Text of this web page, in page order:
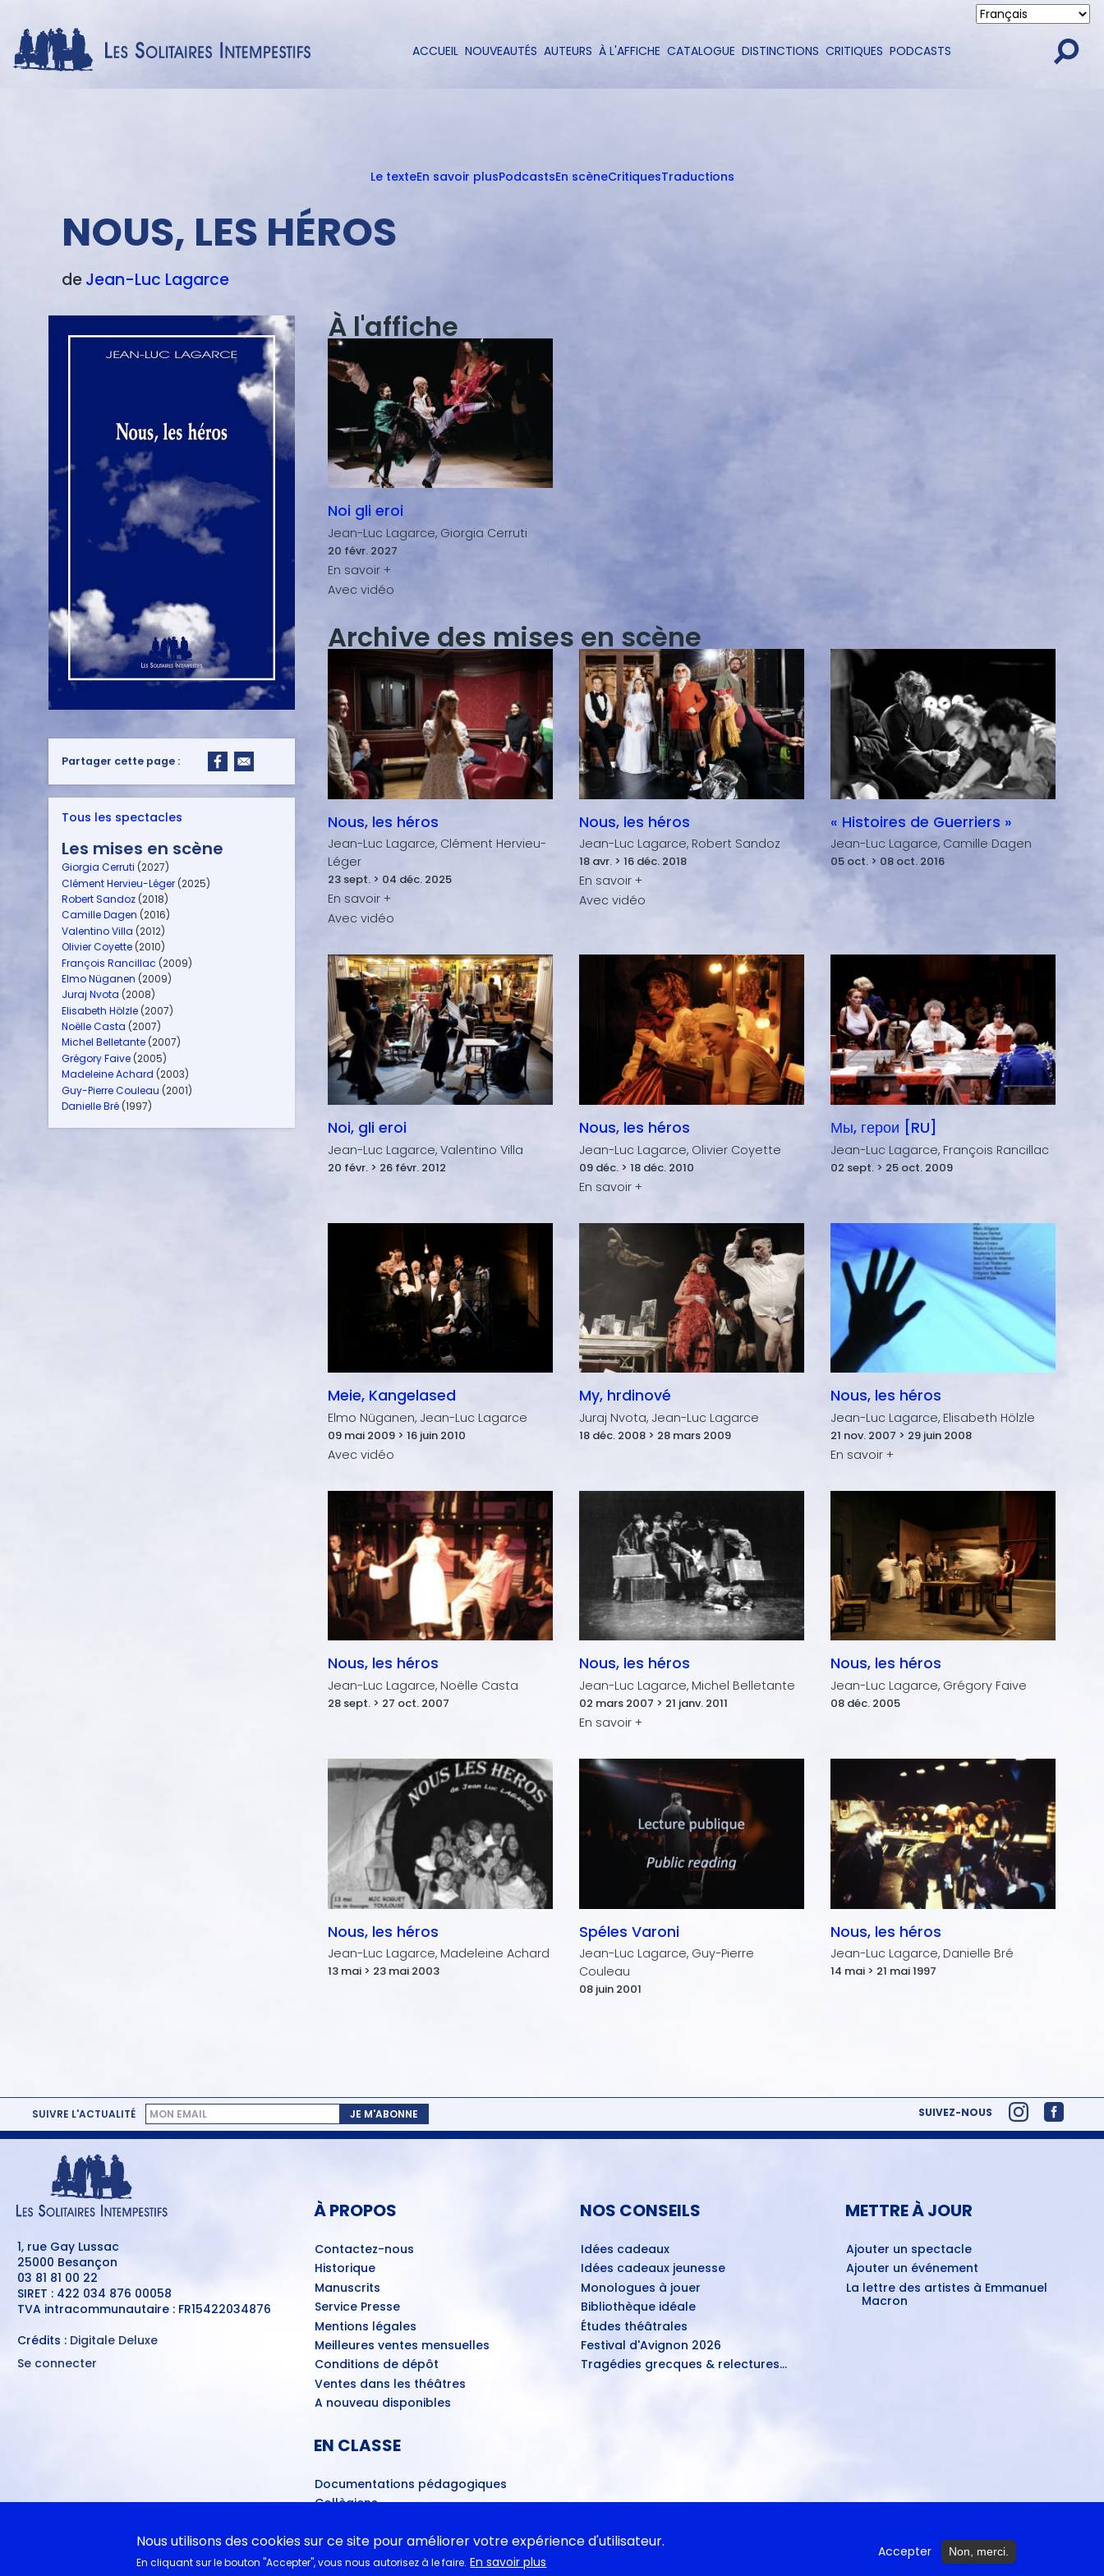
contenu
Navigation
ACCUEIL NOUVEAUTÉS AUTEURS À L'AFFICHE CATALOGUE DISTINCTIONS CRITIQUES PODCASTS
Le texteEn savoir plusPodcastsEn scèneCritiquesTraductions
NOUS, LES HÉROS
deJean-Luc Lagarce
À l'affiche
Noi gli eroi
Jean-Luc Lagarce, Giorgia Cerruti
20 févr. 2027
Archive des mises en scène
Nous, les héros
Jean-Luc Lagarce, Clément Hervieu-
Léger
23 sept. > 04 déc. 2025
Nous, les héros
Jean-Luc Lagarce, Robert Sandoz
18 avr. > 16 déc. 2018
« Histoires de Guerriers »
Jean-Luc Lagarce, Camille Dagen
05 oct. > 08 oct. 2016
Noi, gli eroi
Jean-Luc Lagarce, Valentino Villa
20 févr. > 26 févr. 2012
Nous, les héros
Jean-Luc Lagarce, Olivier Coyette
09 déc. > 18 déc. 2010
Мы, герои [RU]
Jean-Luc Lagarce, François Rancillac
02 sept. > 25 oct. 2009
Meie, Kangelased
Elmo Nüganen, Jean-Luc Lagarce
09 mai 2009 > 16 juin 2010
My, hrdinové
Juraj Nvota, Jean-Luc Lagarce
18 déc. 2008 > 28 mars 2009
Nous, les héros
Jean-Luc Lagarce, Elisabeth Hölzle
21 nov. 2007 > 29 juin 2008
Nous, les héros
Jean-Luc Lagarce, Noëlle Casta
28 sept. > 27 oct. 2007
Nous, les héros
Jean-Luc Lagarce, Michel Belletante
02 mars 2007 > 21 janv. 2011
Nous, les héros
Jean-Luc Lagarce, Grégory Faive
08 déc. 2005
Nous, les héros
Jean-Luc Lagarce, Madeleine Achard
13 mai > 23 mai 2003
Spéles Varoni
Jean-Luc Lagarce, Guy-Pierre
Couleau
08 juin 2001
Nous, les héros
Jean-Luc Lagarce, Danielle Bré
14 mai > 21 mai 1997
Partager cette page :
Tous les spectacles
Les mises en scène
Giorgia Cerruti (2027)
Clément Hervieu-Léger (2025)
Robert Sandoz (2018)
Camille Dagen (2016)
Valentino Villa (2012)
Olivier Coyette (2010)
François Rancillac (2009)
Elmo Nüganen (2009)
Juraj Nvota (2008)
Elisabeth Hölzle (2007)
Noëlle Casta (2007)
Michel Belletante (2007)
Grégory Faive (2005)
Madeleine Achard (2003)
Guy-Pierre Couleau (2001)
Danielle Bré (1997)
SUIVRE L'ACTUALITÉ JE M'ABONNE SUIVEZ-NOUS
1, rue Gay Lussac
25000 Besançon
03 81 81 00 22
SIRET : 422 034 876 00058
TVA intracommunautaire : FR15422034876
Crédits : Digitale Deluxe
MENU
Se connecter
À PROPOS
Contactez-nous
Historique
Manuscrits
Service Presse
Mentions légales
Meilleures ventes mensuelles
Conditions de dépôt
Ventes dans les théâtres
A nouveau disponibles
NOS CONSEILS
Idées cadeaux
Idées cadeaux jeunesse
Monologues à jouer
Bibliothèque idéale
Études théâtrales
Festival d'Avignon 2026
Tragédies grecques & relectures...
METTRE À JOUR
Ajouter un spectacle
Ajouter un événement
La lettre des artistes à Emmanuel
Macron
EN CLASSE
Documentations pédagogiques
Collègiens
littéraires
Nous utilisons des cookies sur ce site pour améliorer votre expérience d'utilisateur.
En cliquant sur le bouton "Accepter", vous nous autorisez à le faire. En savoir plus
Accepter Non, merci.